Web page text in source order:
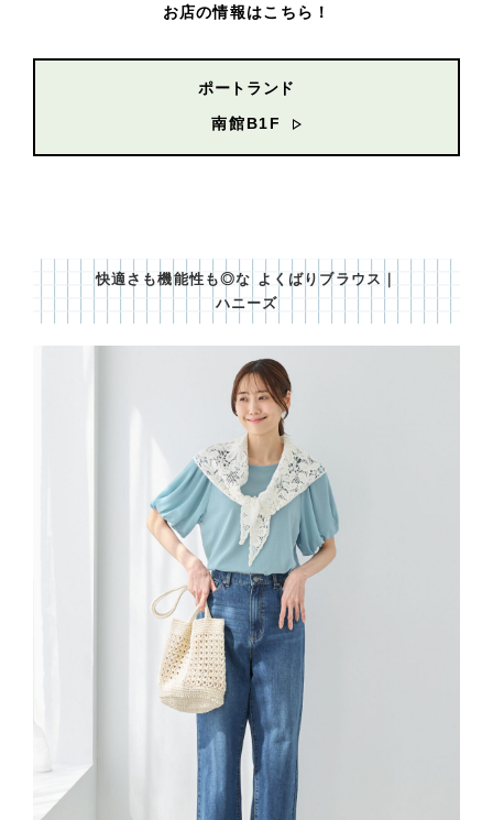
お店の情報はこちら！
ポートランド
南館B1F
快適さも機能性も◎な よくばりブラウス｜
ハニーズ